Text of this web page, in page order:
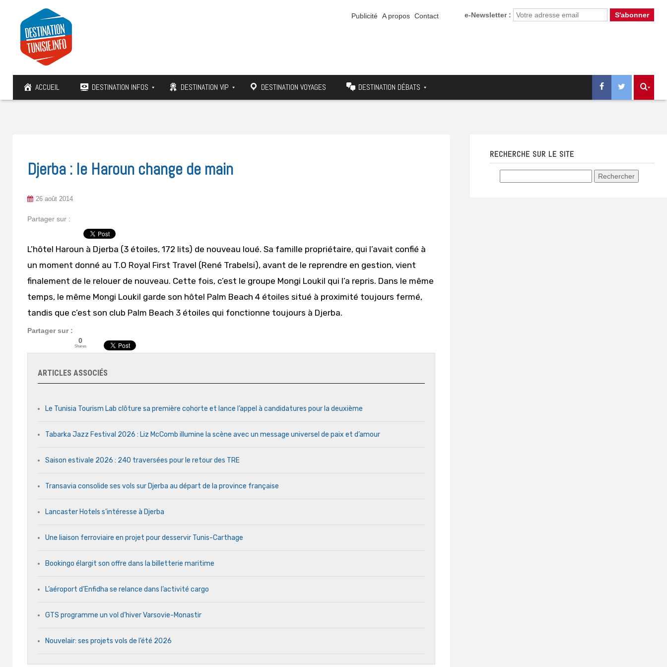
e-Newsletter :
Publicité A propos Contact
ACCUEIL DESTINATION INFOS DESTINATION VIP DESTINATION VOYAGES DESTINATION DÉBATS
Djerba : le Haroun change de main
26 août 2014
Partager sur :
L’hôtel Haroun à Djerba (3 étoiles, 172 lits) de nouveau loué. Sa famille propriétaire, qui l’avait confié à
un moment donné au T.O Royal First Travel (René Trabelsi), avant de le reprendre en gestion, vient
finalement de le relouer de nouveau. Cette fois, c’est le groupe Mongi Loukil qui l’a repris. Dans le même
temps, le même Mongi Loukil garde son hôtel Palm Beach 4 étoiles situé à proximité toujours fermé,
tandis que c’est son club Palm Beach 3 étoiles qui fonctionne toujours à Djerba.
Partager sur :
0
Shares
ARTICLES ASSOCIÉS
Le Tunisia Tourism Lab clôture sa première cohorte et lance l’appel à candidatures pour la deuxième
Tabarka Jazz Festival 2026 : Liz McComb illumine la scène avec un message universel de paix et d’amour
Saison estivale 2026 : 240 traversées pour le retour des TRE
Transavia consolide ses vols sur Djerba au départ de la province française
Lancaster Hotels s’intéresse à Djerba
Une liaison ferroviaire en projet pour desservir Tunis-Carthage
Bookingo élargit son offre dans la billetterie maritime
L’aéroport d’Enfidha se relance dans l’activité cargo
GTS programme un vol d’hiver Varsovie-Monastir
Nouvelair: ses projets vols de l’été 2026
RECHERCHE SUR LE SITE